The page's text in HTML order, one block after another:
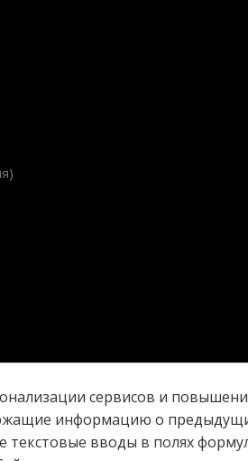
сервисов и
информацию о
вводы в полях